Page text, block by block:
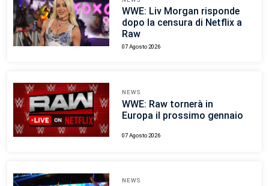
WWE: Liv Morgan risponde
dopo la censura di Netflix a
Raw
07 Agosto 2026
NEWS
WWE: Raw tornerà in
Europa il prossimo gennaio
07 Agosto 2026
NEWS